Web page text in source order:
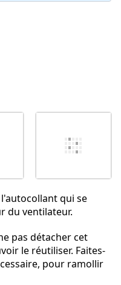
qui se
du ventilateur.
pas détacher cet
le réutiliser. Faites-
pour ramollir